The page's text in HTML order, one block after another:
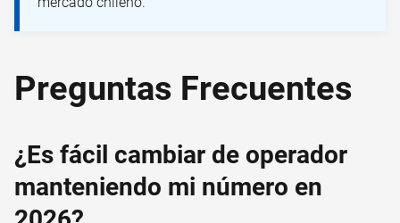
Preguntas Frecuentes
¿Es fácil cambiar de operador
manteniendo mi número en